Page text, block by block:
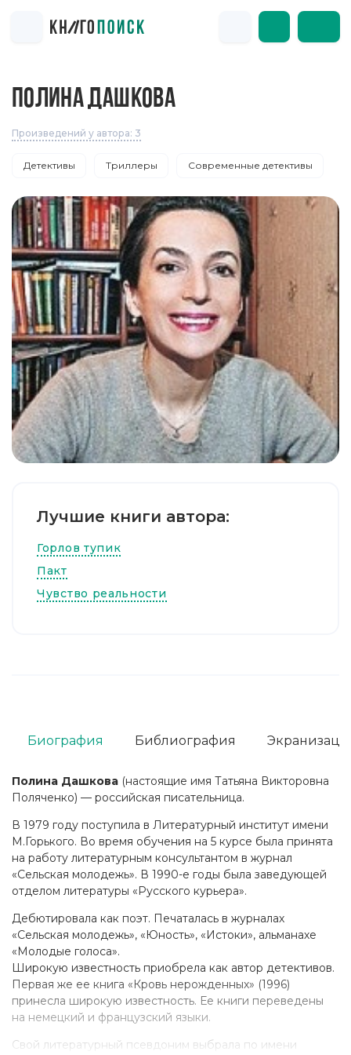
ПОЛИНА ДАШКОВА
Произведений у автора: 3
Детективы Триллеры Современные детективы
Лучшие книги автора:
Горлов тупик
Пакт
Чувство реальности
Полина Дашкова (настоящие имя Татьяна Викторовна
Поляченко) — российская писательница.
В 1979 году поступила в Литературный институт имени
М.Горького. Во время обучения на 5 курсе была принята
на работу литературным консультантом в журнал
«Сельская молодежь». В 1990-е годы была заведующей
отделом литературы «Русского курьера».
Дебютировала как поэт. Печаталась в журналах
«Сельская молодежь», «Юность», «Истоки», альманахе
«Молодые голоса».
Широкую известность приобрела как автор детективов.
Первая же ее книга «Кровь нерожденных» (1996)
принесла широкую известность. Ее книги переведены
на немецкий и французский языки.
Свой литературный псевдоним выбрала по имени
Биография Библиография